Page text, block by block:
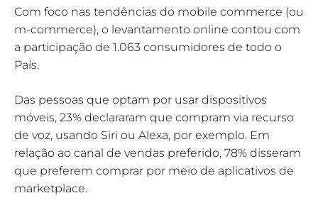
Com foco nas tendências do mobile commerce (ou
m-commerce), o levantamento online contou com
a participação de 1.063 consumidores de todo o
País.
Das pessoas que optam por usar dispositivos
móveis, 23% declararam que compram via recurso
de voz, usando Siri ou Alexa, por exemplo. Em
relação ao canal de vendas preferido, 78% disseram
que preferem comprar por meio de aplicativos de
marketplace.